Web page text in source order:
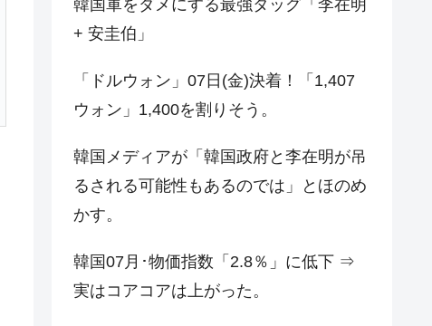
韓国軍をダメにする最強タッグ「李在明
+ 安圭伯」
「ドルウォン」07日(金)決着！「1,407
ウォン」1,400を割りそう。
韓国メディアが「韓国政府と李在明が吊
るされる可能性もあるのでは」とほのめ
かす。
韓国07月･物価指数「2.8％」に低下 ⇒
実はコアコアは上がった。